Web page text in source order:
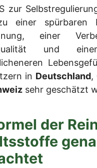
zur
einer spürbaren
einer
und
in Deutschland,
sehr geschätzt
der